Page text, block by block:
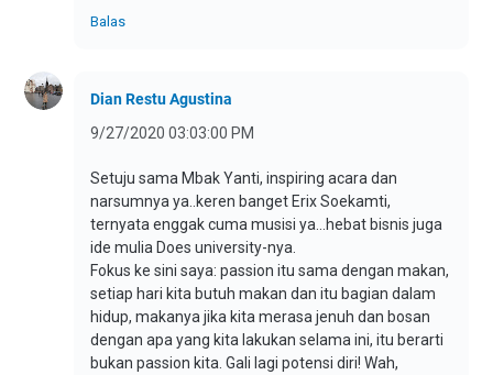
Balas
Dian Restu Agustina
9/27/2020 03:03:00 PM
Setuju sama Mbak Yanti, inspiring acara dan
narsumnya ya..keren banget Erix Soekamti,
ternyata enggak cuma musisi ya...hebat bisnis juga
ide mulia Does university-nya.
Fokus ke sini saya: passion itu sama dengan makan,
setiap hari kita butuh makan dan itu bagian dalam
hidup, makanya jika kita merasa jenuh dan bosan
dengan apa yang kita lakukan selama ini, itu berarti
bukan passion kita. Gali lagi potensi diri! Wah,